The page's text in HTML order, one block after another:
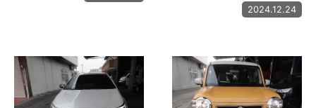
2024.12.24